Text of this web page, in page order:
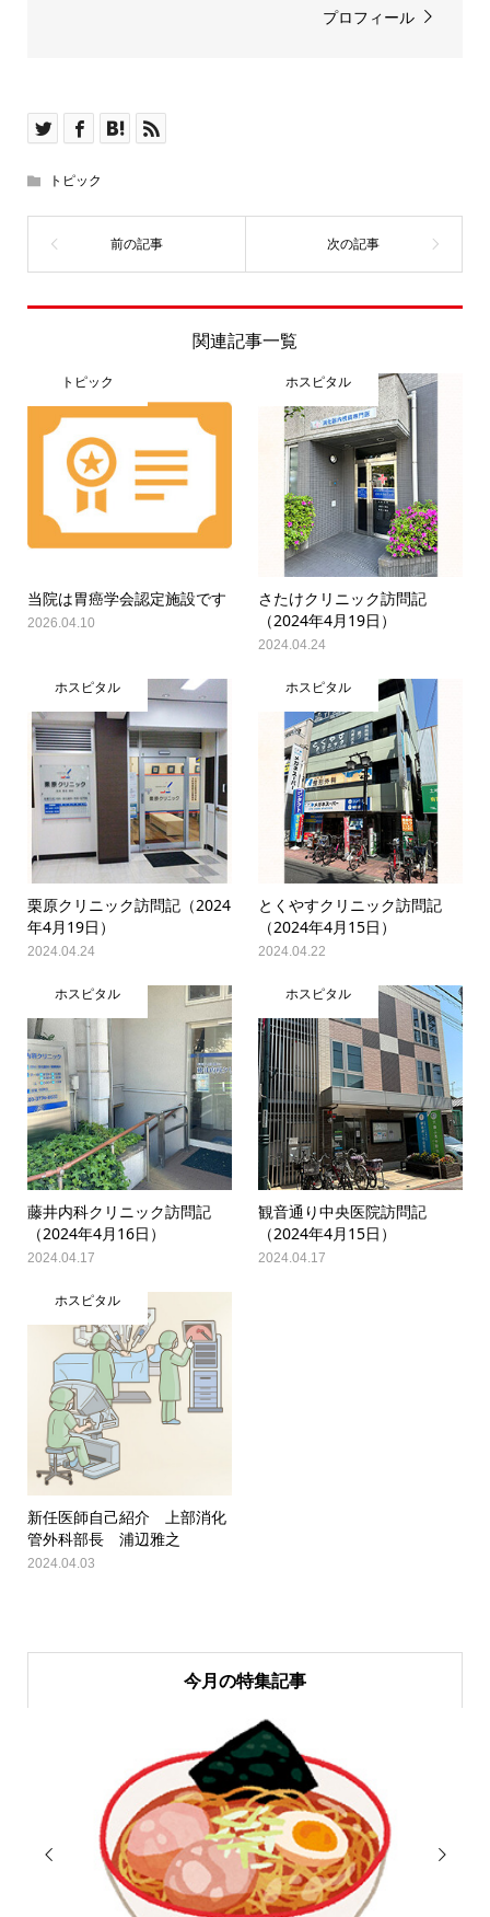
プロフィール
トピック
関連記事一覧
トピック
当院は胃癌学会認定施設です
2026.04.10
ホスピタル
さたけクリニック訪問記
（2024年4月19日）
2024.04.24
ホスピタル
栗原クリニック訪問記（2024
年4月19日）
2024.04.24
ホスピタル
とくやすクリニック訪問記
（2024年4月15日）
2024.04.22
ホスピタル
藤井内科クリニック訪問記
（2024年4月16日）
2024.04.17
ホスピタル
観音通り中央医院訪問記
（2024年4月15日）
2024.04.17
ホスピタル
新任医師自己紹介 上部消化
管外科部長 浦辺雅之
2024.04.03
今月の特集記事
 